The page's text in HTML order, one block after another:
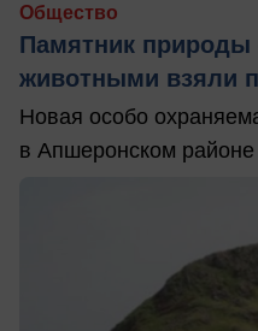
Общество
Памятник природы
животными взяли
Новая особо
в Апшеронском районе